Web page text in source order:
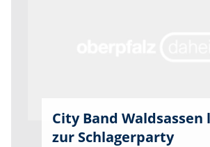
City Band Waldsassen
zur Schlagerparty